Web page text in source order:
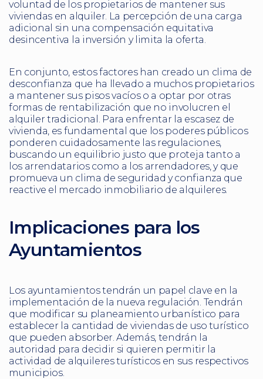
voluntad de los propietarios de mantener sus
viviendas en alquiler. La percepción de una carga
adicional sin una compensación equitativa
desincentiva la inversión y limita la oferta.
En conjunto, estos factores han creado un clima de
desconfianza que ha llevado a muchos propietarios
a mantener sus pisos vacíos o a optar por otras
formas de rentabilización que no involucren el
alquiler tradicional. Para enfrentar la escasez de
vivienda, es fundamental que los poderes públicos
ponderen cuidadosamente las regulaciones,
buscando un equilibrio justo que proteja tanto a
los arrendatarios como a los arrendadores, y que
promueva un clima de seguridad y confianza que
reactive el mercado inmobiliario de alquileres.
Implicaciones para los
Ayuntamientos
Los ayuntamientos tendrán un papel clave en la
implementación de la nueva regulación. Tendrán
que modificar su planeamiento urbanístico para
establecer la cantidad de viviendas de uso turístico
que pueden absorber. Además, tendrán la
autoridad para decidir si quieren permitir la
actividad de alquileres turísticos en sus respectivos
municipios.